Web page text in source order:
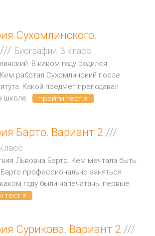
Сухомлинского.
/// Биографии. 3 класс
В каком году родился
работал Сухомлинский после
Какой предмет преподавал
школе.
пройти тест
Барто. Вариант 2 ///
Львовна Барто. Кем мечтала быть.
профессионально заняться
году были напечатаны первые
тест
Сурикова. Вариант 2 ///